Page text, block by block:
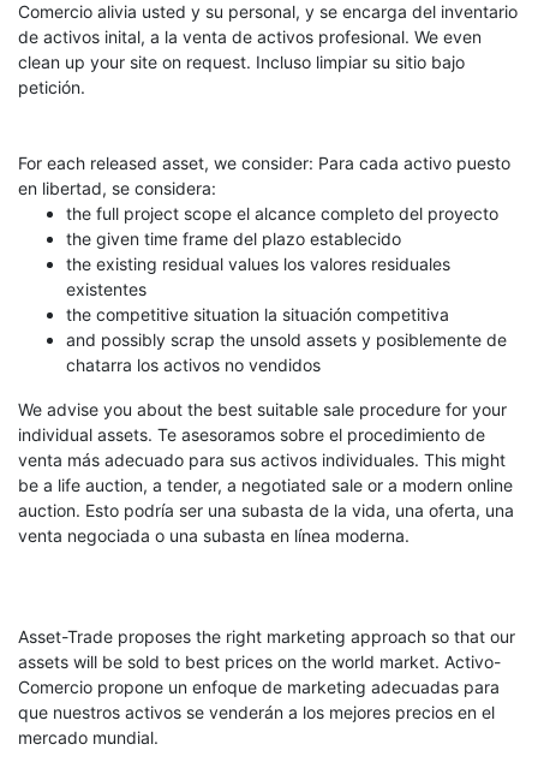
Comercio alivia usted y su personal, y se encarga del inventario
de activos inital, a la venta de activos profesional. We even
clean up your site on request. Incluso limpiar su sitio bajo
petición.
For each released asset, we consider: Para cada activo puesto
en libertad, se considera:
the full project scope el alcance completo del proyecto
the given time frame del plazo establecido
the existing residual values los valores residuales
existentes
the competitive situation la situación competitiva
and possibly scrap the unsold assets y posiblemente de
chatarra los activos no vendidos
We advise you about the best suitable sale procedure for your
individual assets. Te asesoramos sobre el procedimiento de
venta más adecuado para sus activos individuales. This might
be a life auction, a tender, a negotiated sale or a modern online
auction. Esto podría ser una subasta de la vida, una oferta, una
venta negociada o una subasta en línea moderna.
Asset-Trade proposes the right marketing approach so that our
assets will be sold to best prices on the world market. Activo-
Comercio propone un enfoque de marketing adecuadas para
que nuestros activos se venderán a los mejores precios en el
mercado mundial.